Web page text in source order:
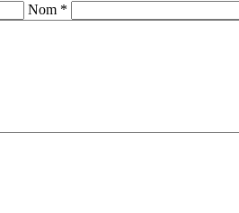
Nom *